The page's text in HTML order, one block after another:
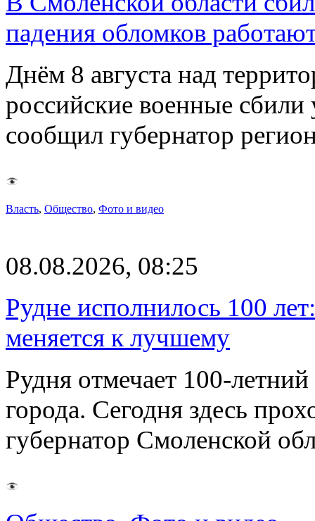
падения обломков
Днём 8 августа над
российские военные
сообщил губернатор
Власть, Общество, Фото и видео
08.08.2026, 08:25
Рудне исполнилось 100
меняется к лучшему
Рудня отмечает 100-
города. Сегодня здесь
губернатор Смоленской